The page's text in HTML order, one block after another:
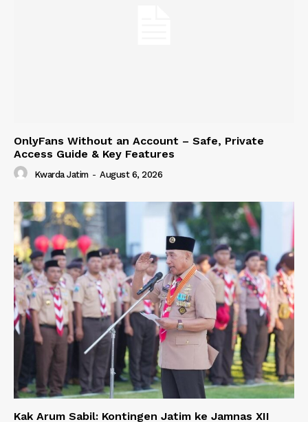
OnlyFans Without an Account – Safe, Private
Access Guide & Key Features
Kwarda Jatim - August 6, 2026
Kak Arum Sabil: Kontingen Jatim ke Jamnas XII